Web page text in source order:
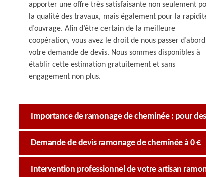
apporter une offre très satisfaisante non seulement
la qualité des travaux, mais également pour la
d’ouvrage. Afin d’être certain de la meilleure
coopération, vous avez le droit de nous passer d’abord
votre demande de devis. Nous sommes disponibles à
établir cette estimation gratuitement et sans
engagement non plus.
Importance de ramonage de cheminée : pour
Demande de devis ramonage de cheminée à 0 €
Intervention professionnel de votre artisan